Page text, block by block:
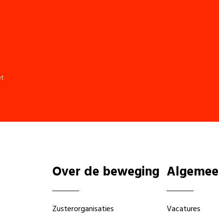
Over de beweging
Zusterorganisaties
Vacatures